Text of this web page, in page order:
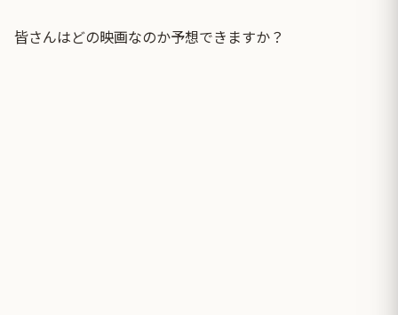
皆さんはどの映画なのか予想できますか？